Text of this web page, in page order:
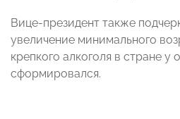
Вице-президент также
увеличение минимального
крепкого алкоголя в стране
сформировался.